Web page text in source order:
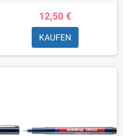
12,50 €
KAUFEN